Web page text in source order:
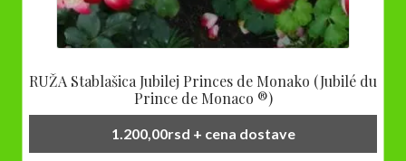
RUŽA Stablašica Jubilej Princes de Monako (Jubilé du
Prince de Monaco ®)
1.200,00rsd + cena dostave